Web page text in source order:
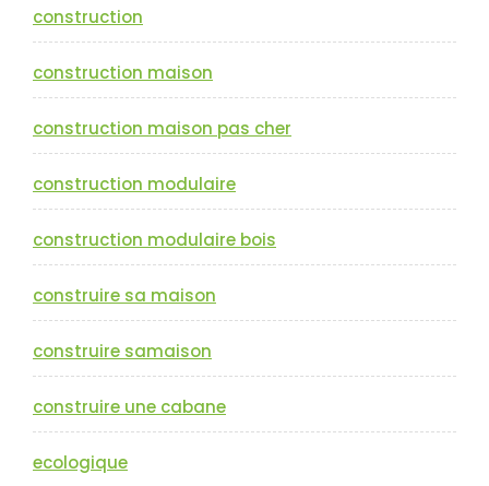
construction
construction maison
construction maison pas cher
construction modulaire
construction modulaire bois
construire sa maison
construire samaison
construire une cabane
ecologique